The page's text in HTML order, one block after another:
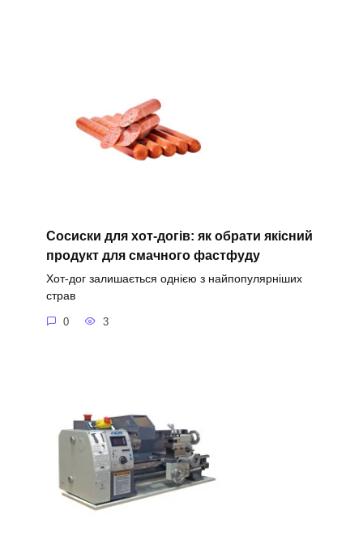
Сосиски для хот-догів: як обрати якісний
продукт для смачного фастфуду
Хот-дог залишається однією з найпопулярніших
страв
0 3